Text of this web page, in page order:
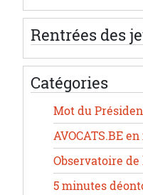
Rentrées des
Catégories
Mot du
AVOCATS.BE
Observatoire
5 minutes